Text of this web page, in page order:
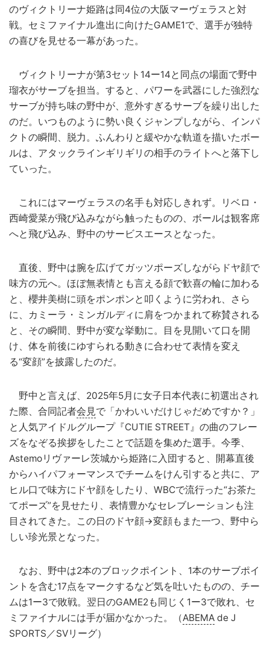
のヴィクトリーナ姫路は同4位の大阪マーヴェラスと対
戦。セミファイナル進出に向けたGAME1で、選手が独特
の喜びを見せる一幕があった。
ヴィクトリーナが第3セット14ー14と同点の場面で野中
瑠衣がサーブを担当。すると、パワーを武器にした強烈な
サーブが持ち味の野中が、意外すぎるサーブを繰り出した
のだ。いつものように勢い良くジャンプしながら、インパ
クトの瞬間、脱力。ふんわりと緩やかな軌道を描いたボー
ルは、アタックラインギリギリの相手のライトへと落下し
ていった。
これにはマーヴェラスの名手も対応しきれず。リベロ・
西崎愛菜が飛び込みながら触ったものの、ボールは観客席
へと飛び込み、野中のサービスエースとなった。
直後、野中は腕を広げてガッツポーズしながらドヤ顔で
味方の元へ。ほぼ無表情とも言える顔で歓喜の輪に加わる
と、櫻井美樹に頭をポンポンと叩くように労われ、さら
に、カミーラ・ミンガルディに肩をつかまれて称賛される
と、その瞬間、野中が変な挙動に。目を見開いて口を開
け、体を前後にゆすられる動きに合わせて表情を変え
る“変顔”を披露したのだ。
野中と言えば、2025年5月に女子日本代表に初選出され
た際、合同記者会見で「かわいいだけじゃだめですか？」
と人気アイドルグループ『CUTIE STREET』の曲のフレー
ズをなぞる挨拶をしたことで話題を集めた選手。今季、
Astemoリヴァーレ茨城から姫路に入団すると、開幕直後
からハイパフォーマンスでチームをけん引すると共に、ア
ヒル口で味方にドヤ顔をしたり、WBCで流行った“お茶た
てポーズ”を見せたり、表情豊かなセレブレーションも注
目されてきた。この日のドヤ顔→変顔もまた一つ、野中ら
しい珍光景となった。
なお、野中は2本のブロックポイント、1本のサーブポイ
ントを含む17点をマークするなど気を吐いたものの、チー
ムは1ー3で敗戦。翌日のGAME2も同じく1ー3で敗れ、セ
ミファイナルには手が届かなかった。（ABEMA de J
SPORTS／SVリーグ）